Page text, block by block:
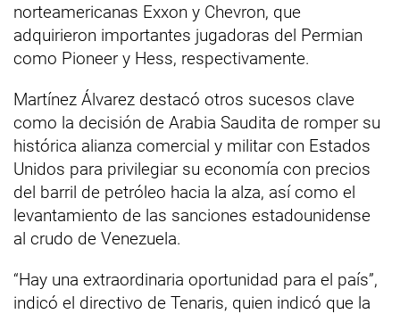
norteamericanas Exxon y Chevron, que
adquirieron importantes jugadoras del Permian
como Pioneer y Hess, respectivamente.
Martínez Álvarez destacó otros sucesos clave
como la decisión de Arabia Saudita de romper su
histórica alianza comercial y militar con Estados
Unidos para privilegiar su economía con precios
del barril de petróleo hacia la alza, así como el
levantamiento de las sanciones estadounidense
al crudo de Venezuela.
“Hay una extraordinaria oportunidad para el país”,
indicó el directivo de Tenaris, quien indicó que la